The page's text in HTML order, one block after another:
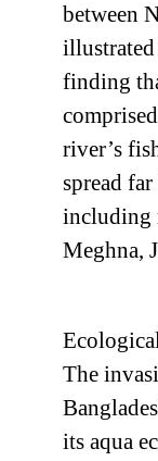
between
finding
river’s
spread
including
Meghna,
The
its aqua